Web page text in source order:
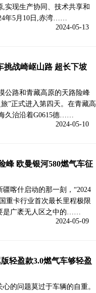
实现生产协同、技术共享和
年5月10日,赤湾……
2024-05-13
挑战崎岖山路 超长下坡
公路和青藏高原的天路险峰
”正式进入第四天。在青藏高
久治沿着G0615德……
2024-05-10
峰 欧曼银河580燃气车征
喀什启动的那一刻，“2024
重卡行业首次最长里程极限
是广袤无人区之中的……
2024-05-09
轻盈款3.0燃气车够轻盈
的问题莫过于车辆的自重。